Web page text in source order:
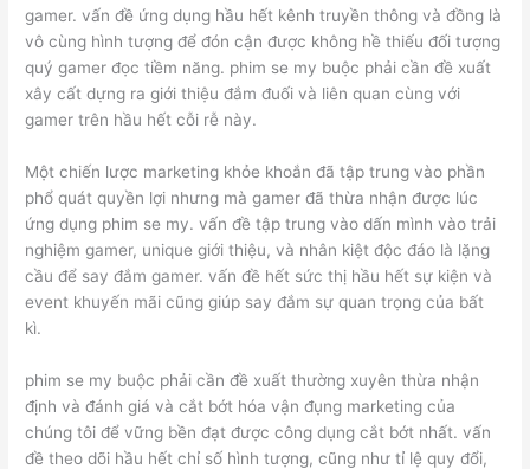
gamer. vấn đề ứng dụng hầu hết kênh truyền thông và đồng là
vô cùng hình tượng để đón cận được không hề thiếu đối tượng
quý gamer đọc tiềm năng. phim se my buộc phải cần đề xuất
xây cất dựng ra giới thiệu đắm đuối và liên quan cùng với
gamer trên hầu hết cỗi rễ này.
Một chiến lược marketing khỏe khoắn đã tập trung vào phần
phổ quát quyền lợi nhưng mà gamer đã thừa nhận được lúc
ứng dụng phim se my. vấn đề tập trung vào dấn mình vào trải
nghiệm gamer, unique giới thiệu, và nhân kiệt độc đáo là lặng
cầu để say đắm gamer. vấn đề hết sức thị hầu hết sự kiện và
event khuyến mãi cũng giúp say đắm sự quan trọng của bất
kì.
phim se my buộc phải cần đề xuất thường xuyên thừa nhận
định và đánh giá và cắt bớt hóa vận đụng marketing của
chúng tôi để vững bền đạt được công dụng cắt bớt nhất. vấn
đề theo dõi hầu hết chỉ số hình tượng, cũng như tỉ lệ quy đổi,